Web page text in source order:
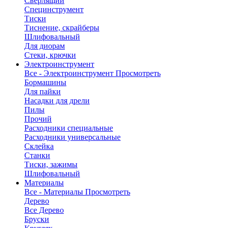
Специнструмент
Тиски
Тиснение, скрайберы
Шлифовальный
Для диорам
Стеки, крючки
Электроинструмент
Все - Электроинструмент Просмотреть
Бормашины
Для пайки
Насадки для дрели
Пилы
Прочий
Расходники специальные
Расходники универсальные
Склейка
Станки
Тиски, зажимы
Шлифовальный
Материалы
Все - Материалы Просмотреть
Дерево
Все Дерево
Бруски